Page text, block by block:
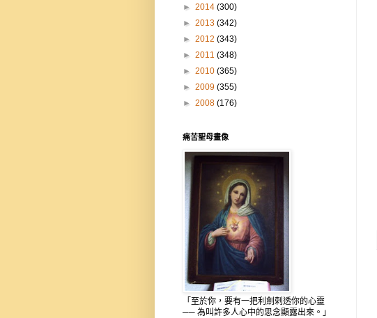
► 2014 (300)
► 2013 (342)
► 2012 (343)
► 2011 (348)
► 2010 (365)
► 2009 (355)
► 2008 (176)
痛苦聖母畫像
「至於你，要有一把利劍剌透你的心靈
── 為叫許多人心中的思念顯露出來。」